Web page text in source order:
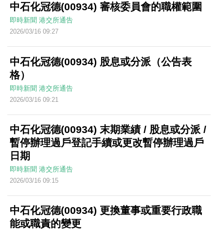
中石化冠德(00934) 審核委員會的職權範圍
即時新聞 港交所通告
2026/03/16 09:27
中石化冠德(00934) 股息或分派（公告表
格）
即時新聞 港交所通告
2026/03/16 09:21
中石化冠德(00934) 末期業績 / 股息或分派 /
暫停辦理過戶登記手續或更改暫停辦理過戶
日期
即時新聞 港交所通告
2026/03/16 09:15
中石化冠德(00934) 更換董事或重要行政職
能或職責的變更